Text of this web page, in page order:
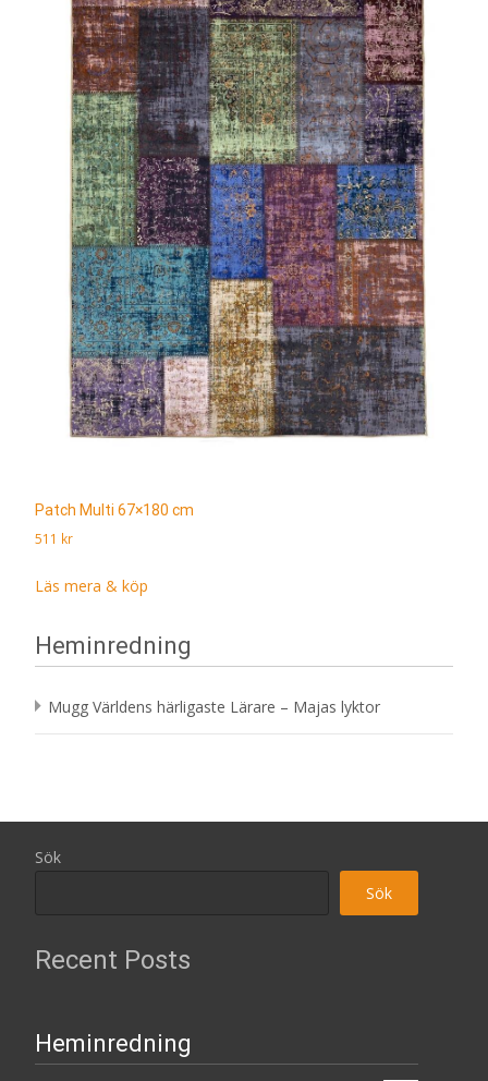
Patch Multi 67×180 cm
511 kr
Läs mera & köp
Heminredning
Mugg Världens härligaste Lärare – Majas lyktor
Sök
Sök
Recent Posts
Heminredning